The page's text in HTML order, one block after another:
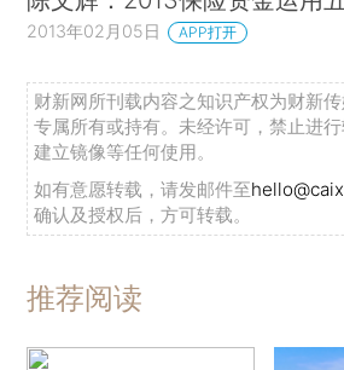
2013年02月05日 APP打开
财新网所刊载内容之知识产权为财新
专属所有或持有。未经许可，禁止进
建立镜像等任何使用。
如有意愿转载，请发邮件至
确认及授权后，方可转载。
推荐阅读